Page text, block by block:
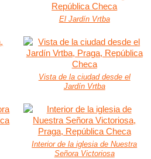
El Jardín Vrtba
Vista de la ciudad desde el
Jardín Vrtba
Interior de la iglesia de Nuestra
Señora Victoriosa